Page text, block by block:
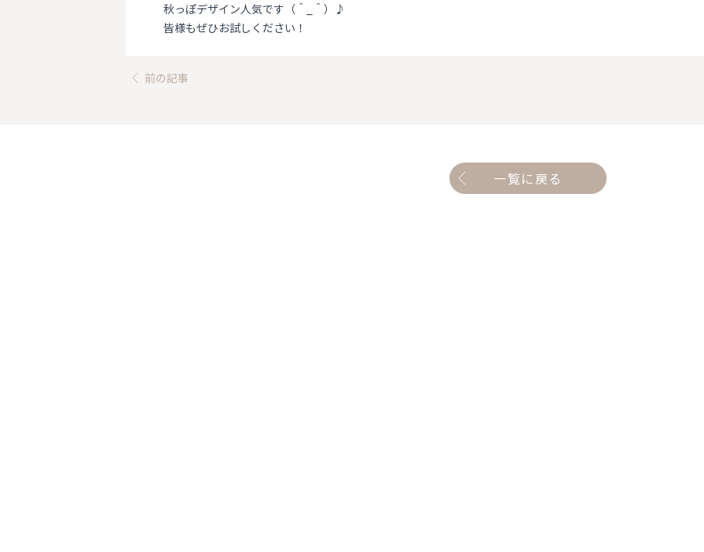
秋っぽデザイン人気です（＾_＾）♪
皆様もぜひお試しください！
前の記事
一覧に戻る